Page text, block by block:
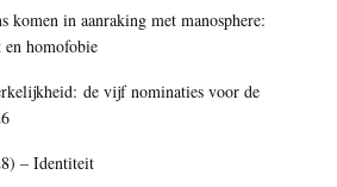
komen in aanraking met manosphere:
en homofobie
de vijf nominaties voor de
– Identiteit